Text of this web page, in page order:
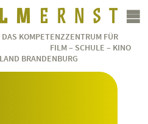
DAS KOMPETENZZENTRUM FÜR
FILM – SCHULE – KINO
BRANDENBURG